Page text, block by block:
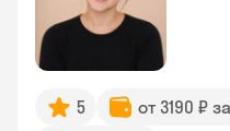
5 от 3190 ₽